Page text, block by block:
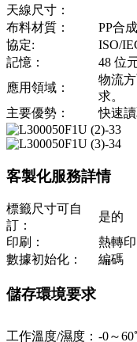
天線尺寸：
布料材質：
PP合
協定:
ISO/
記憶：
48 位
應用領域：
物流
求。
主要優勢：
快速
客製化服務詳情
標籤尺寸可自
訂：
是的
印刷：
熱轉
數據初始化：
編碼
儲存環境要求
工作溫度/濕度： -0～